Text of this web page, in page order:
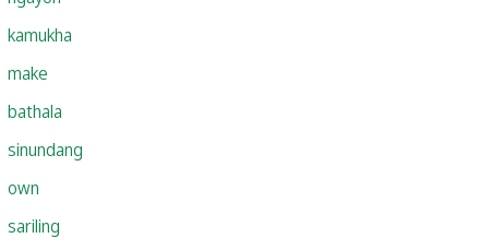
kamukha
make
bathala
sinundang
own
sariling